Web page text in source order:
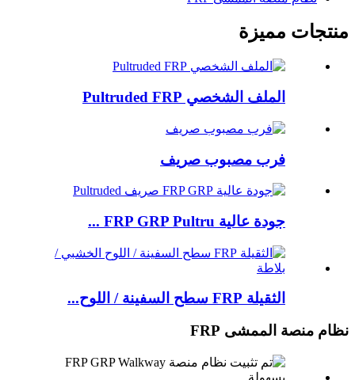
منتجات مميزة
الملف الشخصي Pultruded FRP
فرب مصبوب صريف
جودة عالية FRP GRP Pultru ...
الثقيلة FRP سطح السفينة / اللوح...
نظام منصة الممشى FRP